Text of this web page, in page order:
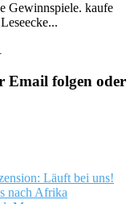
Gewinnspiele. kaufe
Email folgen oder
Läuft bei uns!
nach Afrika